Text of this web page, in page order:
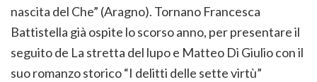
nascita del Che” (Aragno). Tornano Francesca
Battistella già ospite lo scorso anno, per presentare il
seguito de La stretta del lupo e Matteo Di Giulio con il
suo romanzo storico “I delitti delle sette virtù”